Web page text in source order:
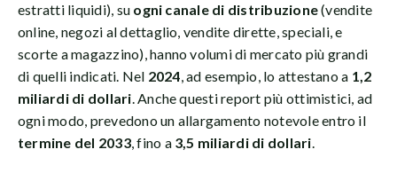
estratti liquidi), su ogni canale di distribuzione(vendite
online, negozi al dettaglio, vendite dirette, speciali, e
scorte a magazzino), hanno volumi di mercato più grandi
di quelli indicati. Nel 2024, ad esempio, lo attestano a 1,2
miliardi di dollari. Anche questi report più ottimistici, ad
ogni modo, prevedono un allargamento notevole entro il
termine del 2033, fino a 3,5 miliardi di dollari.